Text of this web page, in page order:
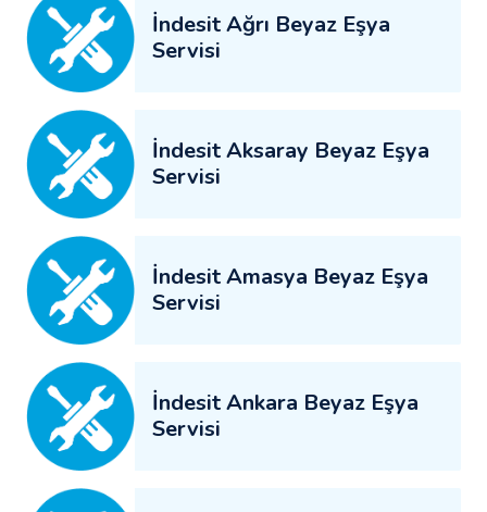
İndesit Ağrı Beyaz Eşya
Servisi
İndesit Aksaray Beyaz Eşya
Servisi
İndesit Amasya Beyaz Eşya
Servisi
İndesit Ankara Beyaz Eşya
Servisi